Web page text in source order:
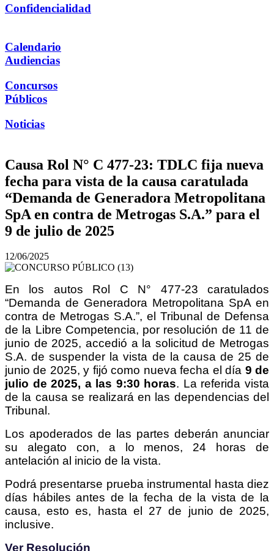
Confidencialidad
Calendario
Audiencias
Concursos
Públicos
Noticias
Causa Rol N° C 477-23: TDLC fija nueva
fecha para vista de la causa caratulada
“Demanda de Generadora Metropolitana
SpA en contra de Metrogas S.A.” para el
9 de julio de 2025
12/06/2025
En los autos Rol C N° 477-23 caratulados
“Demanda de Generadora Metropolitana SpA en
contra de Metrogas S.A.”, el Tribunal de Defensa
de la Libre Competencia, por resolución de 11 de
junio de 2025, accedió a la solicitud de Metrogas
S.A. de suspender la vista de la causa de 25 de
junio de 2025, y fijó como nueva fecha el día 9 de
julio de 2025, a las 9:30 horas. La referida vista
de la causa se realizará en las dependencias del
Tribunal.
Los apoderados de las partes deberán anunciar
su alegato con, a lo menos, 24 horas de
antelación al inicio de la vista.
Podrá presentarse prueba instrumental hasta diez
días hábiles antes de la fecha de la vista de la
causa, esto es, hasta el 27 de junio de 2025,
inclusive.
Ver Resolución